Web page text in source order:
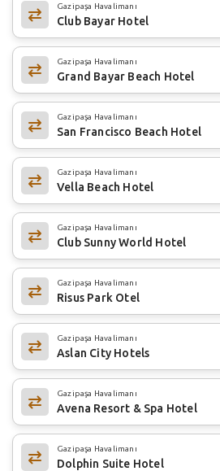
Gazipaşa Havalimanı
Club Bayar Hotel
Gazipaşa Havalimanı
Grand Bayar Beach Hotel
Gazipaşa Havalimanı
San Francisco Beach Hotel
Gazipaşa Havalimanı
Vella Beach Hotel
Gazipaşa Havalimanı
Club Sunny World Hotel
Gazipaşa Havalimanı
Risus Park Otel
Gazipaşa Havalimanı
Aslan City Hotels
Gazipaşa Havalimanı
Avena Resort & Spa Hotel
Gazipaşa Havalimanı
Dolphin Suite Hotel